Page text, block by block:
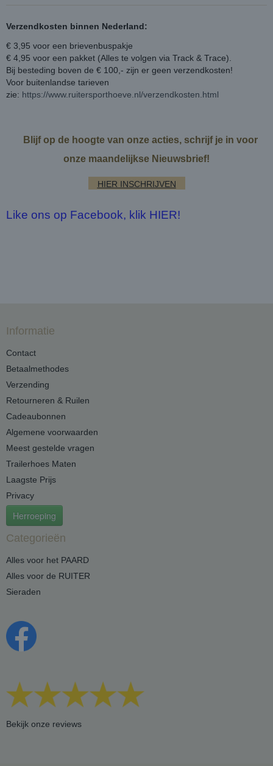
Verzendkosten binnen Nederland:
€ 3,95 voor een brievenbuspakje
€ 4,95 voor een pakket (Alles te volgen via Track & Trace).
Bij besteding boven de € 100,- zijn er geen verzendkosten!
Voor buitenlandse tarieven
zie: https://www.ruitersporthoeve.nl/verzendkosten.html
Blijf op de hoogte van onze acties, schrijf je in voor
onze maandelijkse Nieuwsbrief!
HIER INSCHRIJVEN
Like ons op Facebook, klik HIER!
Informatie
Contact
Betaalmethodes
Verzending
Retourneren & Ruilen
Cadeaubonnen
Algemene voorwaarden
Meest gestelde vragen
Trailerhoes Maten
Laagste Prijs
Privacy
Herroeping
Categorieën
Alles voor het PAARD
Alles voor de RUITER
Sieraden
Bekijk onze reviews